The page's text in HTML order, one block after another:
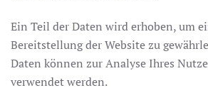
Ein Teil der Daten wird erhoben, um
Bereitstellung der Website zu
Daten können zur Analyse Ihres
verwendet werden.